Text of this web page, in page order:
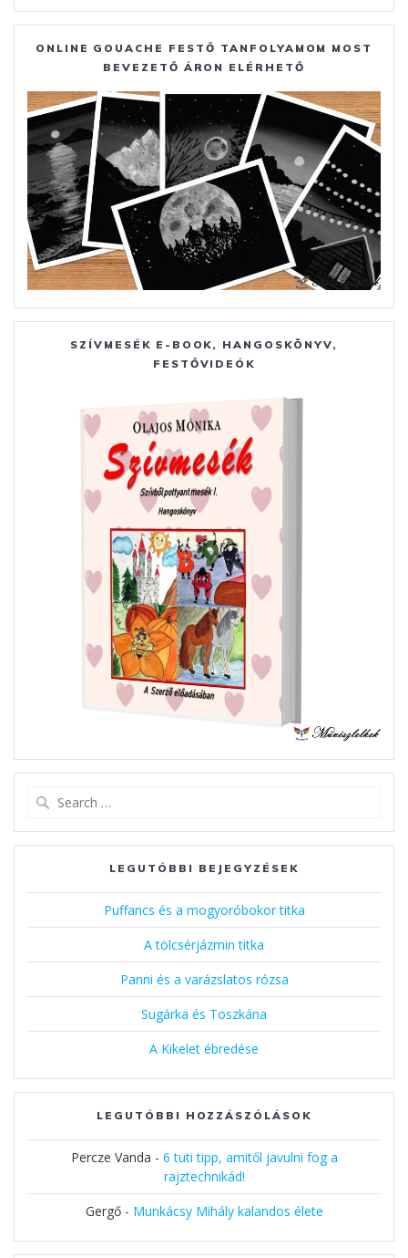
ONLINE GOUACHE FESTŐ TANFOLYAMOM MOST
BEVEZETŐ ÁRON ELÉRHETŐ
SZÍVMESÉK E-BOOK, HANGOSKÖNYV,
FESTŐVIDEÓK
LEGUTÓBBI BEJEGYZÉSEK
Puffancs és a mogyoróbokor titka
A tölcsérjázmin titka
Panni és a varázslatos rózsa
Sugárka és Toszkána
A Kikelet ébredése
LEGUTÓBBI HOZZÁSZÓLÁSOK
Percze Vanda - 6 tuti tipp, amitől javulni fog a
rajztechnikád!
Gergő- Munkácsy Mihály kalandos élete